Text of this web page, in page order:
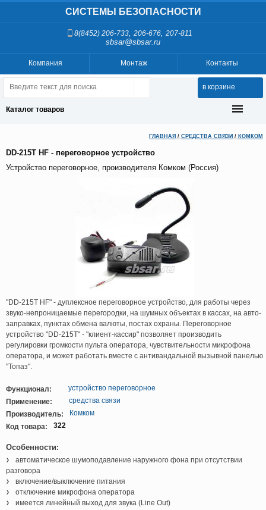
СИСТЕМЫ БЕЗОПАСНОСТИ
8(8452) 206-733, 206-676, 207-811
sbsar@sbsar.ru
Контакты
Монтаж
Компания
в корзине
Каталог товаров
ГЛАВНАЯ / СРЕДСТВА СВЯЗИ / КОМКОМ
DD-215T HF - переговорное устройство
Устройство переговорное, производителя Комком (Россия)
"DD-215T HF" - дуплексное переговорное устройство, для работы через
звуко-непроницаемые перегородки, на шумных объектах в кассах, на авто-
заправках, пунктах обмена валюты, постах охраны. Переговорное
устройство "DD-215T" - "клиент-кассир" позволяет производить
регулировки громкости пульта оператора, чувствительности микрофона
оператора, и может работать вместе с антивандальной вызывной панелью
"Топаз".
Функционал:
устройство переговорное
Применение:
средства связи
Производитель:
Комком
Код товара:
322
Особенности:
автоматическое шумоподавление наружного фона при отсутствии
разговора
включение/выключение питания
отключение микрофона оператора
имеется линейный выход для звука (Line Out)